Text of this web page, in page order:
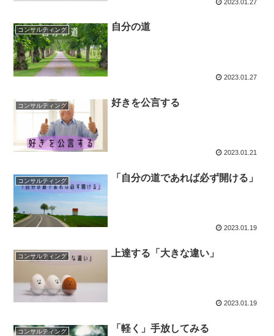
2023.01.27
コンサルティング 自分の道
2023.01.27
コンサルティング 好きを公言する
2023.01.21
コンサルティング 「自分の道であれば必ず開ける」
2023.01.19
コンサルティング 上達する「大きな違い」
2023.01.19
コンサルティング 「軽く」手放してみる